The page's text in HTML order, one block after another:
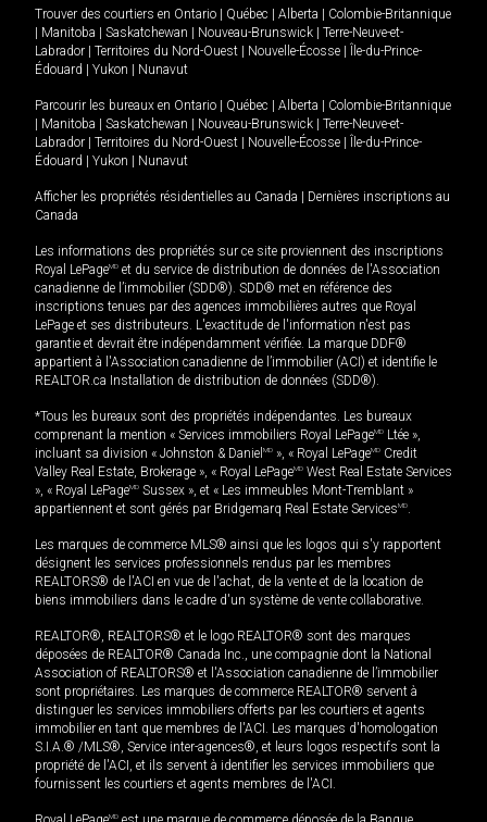
Trouver des courtiers en Ontario Québec Alberta
Colombie-Britannique
Manitoba Saskatchewan Nouveau-Brunswick
Terre-Neuve-et-
Labrador
Territoires du Nord-Ouest Nouvelle-Écosse
Île-du-Prince-
Édouard
Yukon Nunavut
Parcourir les bureaux en Ontario Québec Alberta
Colombie-Britannique
Manitoba Saskatchewan Nouveau-Brunswick
Terre-Neuve-et-
Labrador
Territoires du Nord-Ouest Nouvelle-Écosse
Île-du-Prince-
Édouard
Yukon Nunavut
Afficher les propriétés résidentielles au Canada
Dernières inscriptions au
Canada
Les informations des propriétés sur ce site proviennent des inscriptions
Royal LePageMD et du service de distribution de données de l'Association
canadienne de l’immobilier (SDD®). SDD® met en référence des
inscriptions tenues par des agences immobilières autres que Royal
LePage et ses distributeurs. L'exactitude de l'information n'est pas
garantie et devrait être indépendamment vérifiée. La marque DDF®
appartient à l'Association canadienne de l’immobilier (ACI) et identifie le
REALTOR.ca Installation de distribution de données (SDD®).
*Tous les bureaux sont des propriétés indépendantes. Les bureaux
comprenant la mention « Services immobiliers Royal LePageMD Ltée »,
incluant sa division « Johnston & Daniel MD », « Royal LePageMD Credit
Valley Real Estate, Brokerage », « Royal LePageMD West Real Estate Services
», « Royal LePageMD Sussex », et « Les immeubles Mont-Tremblant »
appartiennent et sont gérés par Bridgemarq Real Estate ServicesMD.
Les marques de commerce MLS® ainsi que les logos qui s'y rapportent
désignent les services professionnels rendus par les membres
REALTORS® de l'ACI en vue de l'achat, de la vente et de la location de
biens immobiliers dans le cadre d'un système de vente collaborative.
REALTOR®, REALTORS® et le logo REALTOR® sont des marques
déposées de REALTOR® Canada Inc., une compagnie dont la National
Association of REALTORS® et l'Association canadienne de l’immobilier
sont propriétaires. Les marques de commerce REALTOR® servent à
distinguer les services immobiliers offerts par les courtiers et agents
immobilier en tant que membres de l'ACI. Les marques d'homologation
S.I.A.® /MLS®, Service inter-agences®, et leurs logos respectifs sont la
propriété de l'ACI, et ils servent à identifier les services immobiliers que
fournissent les courtiers et agents membres de l'ACI.
MD